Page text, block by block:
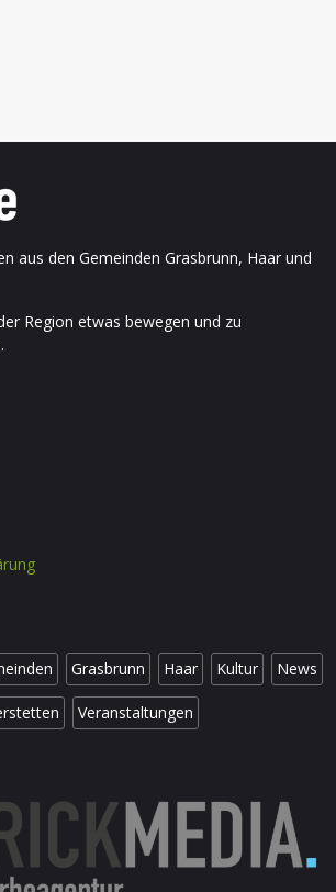
aus den Gemeinden Grasbrunn, Haar und
Region etwas bewegen und zu
Grasbrunn Haar Kultur News
Veranstaltungen